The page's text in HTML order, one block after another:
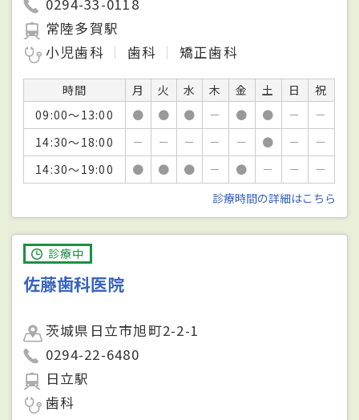
0294-33-0118
常陸多賀駅
小児歯科
歯科 矯正歯科
時間 月 火 水 木 金 土 日
祝
09:00～13:00
● ● ● － ● ● －
－
14:30～18:00
－ － － － － ● －
－
14:30～19:00
● ● ● － ● － －
－
診療時間の詳細はこちら
診療中
佐藤歯科医院
茨城県日立市旭町2-2-1
0294-22-6480
日立駅
歯科